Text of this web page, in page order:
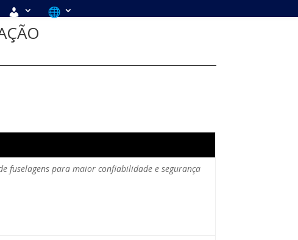
fuselagens para maior confiabilidade e segurança